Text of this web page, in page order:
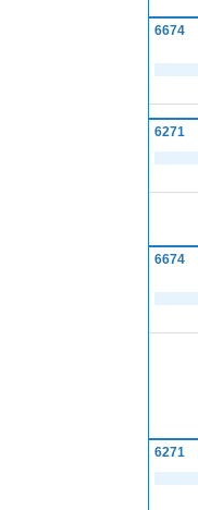
6674
6271
6674
6271